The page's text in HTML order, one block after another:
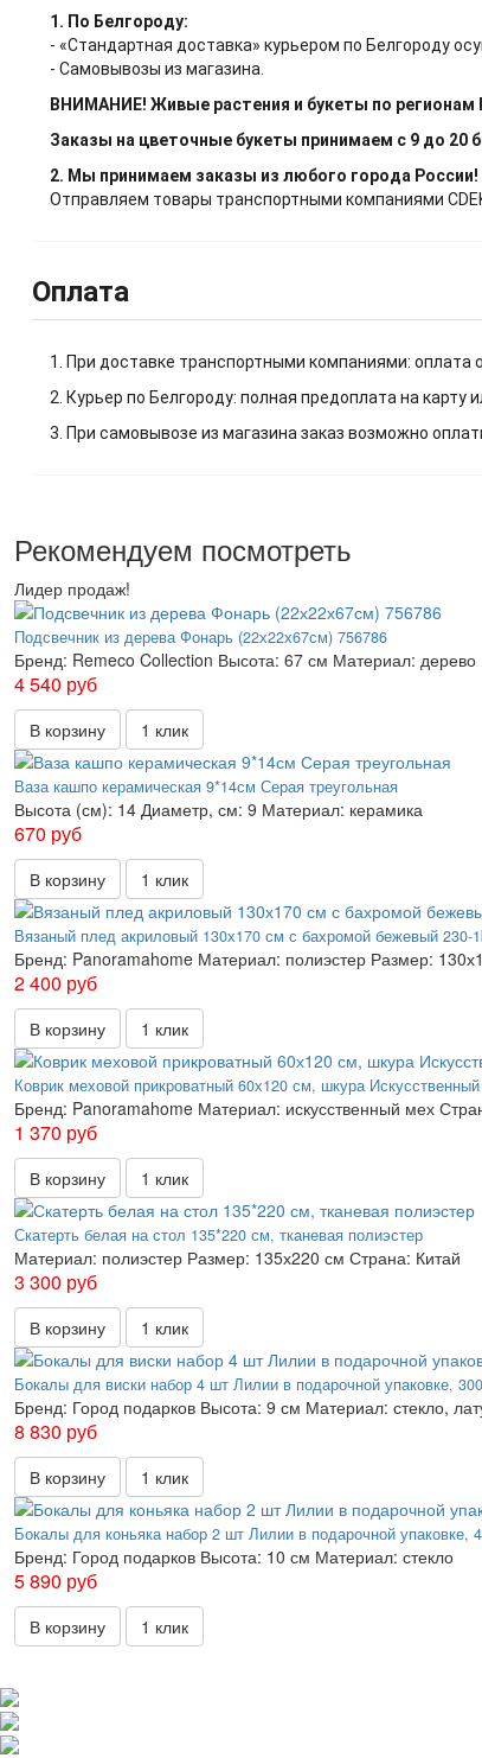
1. По Белгороду:
- «Стандартная доставка» курьером по Белгороду
- Самовывозы из магазина.
ВНИМАНИЕ! Живые растения и букеты по
Заказы на цветочные букеты принимаем с 9 до
2. Мы принимаем заказы из любого города России!
Отправляем товары транспортными компаниями
Оплата
1. При доставке транспортными компаниями: оплата
2. Курьер по Белгороду: полная предоплата на карту
3. При самовывозе из магазина заказ возможно
Рекомендуем посмотреть
Лидер продаж!
Подсвечник из дерева Фонарь (22х22х67см) 756786
Бренд: Remeco Collection Высота: 67 см Материал: дерево
4 540 руб
В корзину 1 клик
Ваза кашпо керамическая 9*14см Серая треугольная
Высота (см): 14 Диаметр, см: 9 Материал: керамика
670 руб
В корзину 1 клик
Вязаный плед акриловый 130х170 см с бахромой бежевый 230-
Бренд: Panoramahome Материал: полиэстер Размер:
2 400 руб
В корзину 1 клик
Коврик меховой прикроватный 60х120 см, шкура
Бренд: Panoramahome Материал: искусственный мех
1 370 руб
В корзину 1 клик
Скатерть белая на стол 135*220 см, тканевая полиэстер
Материал: полиэстер Размер: 135х220 см Страна: Китай
3 300 руб
В корзину 1 клик
Бокалы для виски набор 4 шт Лилии в подарочной упаковке,
Бренд: Город подарков Высота: 9 см Материал: стекло,
8 830 руб
В корзину 1 клик
Бокалы для коньяка набор 2 шт Лилии в подарочной упаковке,
Бренд: Город подарков Высота: 10 см Материал: стекло
5 890 руб
В корзину 1 клик